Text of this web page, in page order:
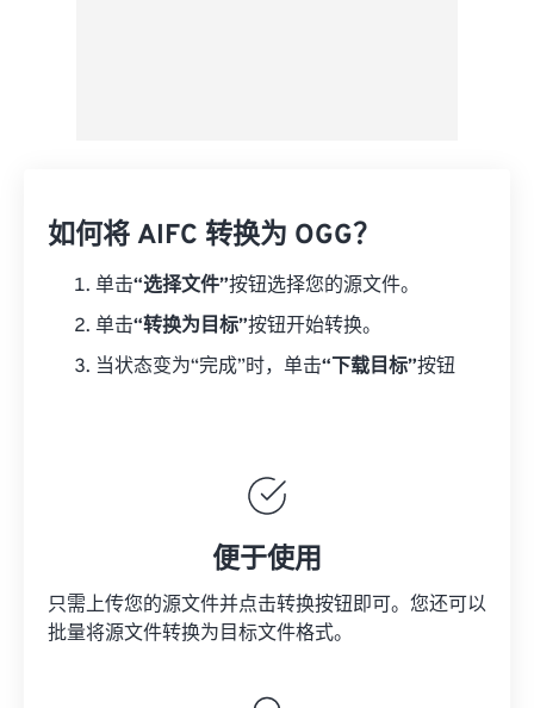
如何将 AIFC 转换为 OGG？
单击“选择文件”按钮选择您的源文件。
单击“转换为目标”按钮开始转换。
当状态变为“完成”时，单击“下载目标”按钮
便于使用
只需上传您的源文件并点击转换按钮即可。您还可以
批量将源文件转换为目标文件格式。